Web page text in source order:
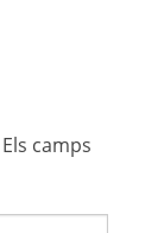
Els camps